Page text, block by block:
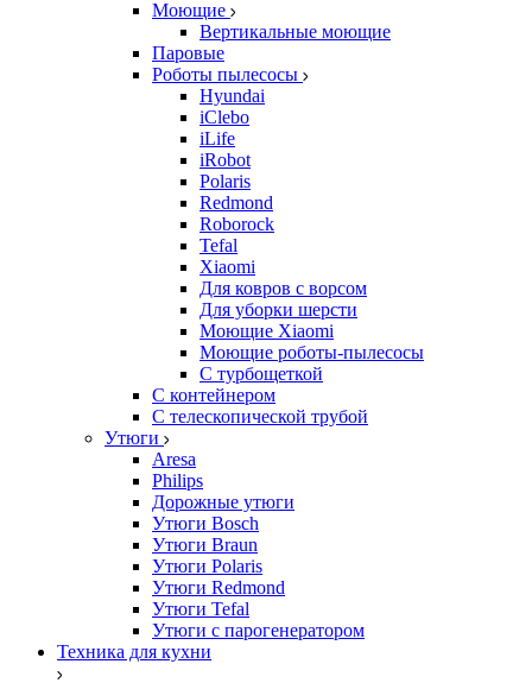
Моющие
Вертикальные моющие
Паровые
Роботы пылесосы
Hyundai
iClebo
iLife
iRobot
Polaris
Redmond
Roborock
Tefal
Xiaomi
Для ковров с ворсом
Для уборки шерсти
Моющие Xiaomi
Моющие роботы-пылесосы
С турбощеткой
С контейнером
С телескопической трубой
Утюги
Aresa
Philips
Дорожные утюги
Утюги Bosch
Утюги Braun
Утюги Polaris
Утюги Redmond
Утюги Tefal
Утюги с парогенератором
Техника для кухни